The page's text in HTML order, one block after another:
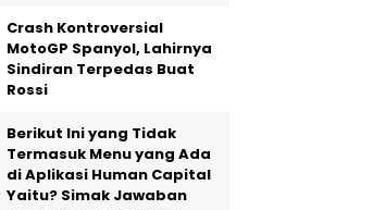
Crash Kontroversial
MotoGP Spanyol, Lahirnya
Sindiran Terpedas Buat
Rossi
Berikut Ini yang Tidak
Termasuk Menu yang Ada
di Aplikasi Human Capital
Yaitu? Simak Jawaban